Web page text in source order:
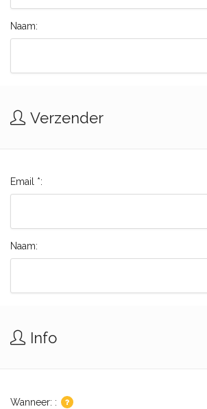
Naam:
Verzender
Email *:
Naam:
Info
Wanneer: :